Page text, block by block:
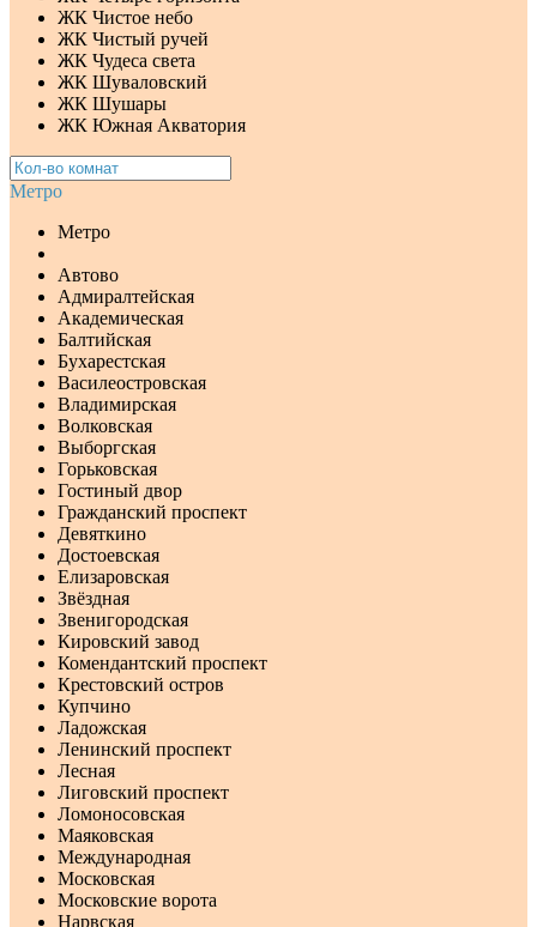
ЖК Чистое небо
ЖК Чистый ручей
ЖК Чудеса света
ЖК Шуваловский
ЖК Шушары
ЖК Южная Акватория
Метро
Метро
Автово
Адмиралтейская
Академическая
Балтийская
Бухарестская
Василеостровская
Владимирская
Волковская
Выборгская
Горьковская
Гостиный двор
Гражданский проспект
Девяткино
Достоевская
Елизаровская
Звёздная
Звенигородская
Кировский завод
Комендантский проспект
Крестовский остров
Купчино
Ладожская
Ленинский проспект
Лесная
Лиговский проспект
Ломоносовская
Маяковская
Международная
Московская
Московские ворота
Нарвская